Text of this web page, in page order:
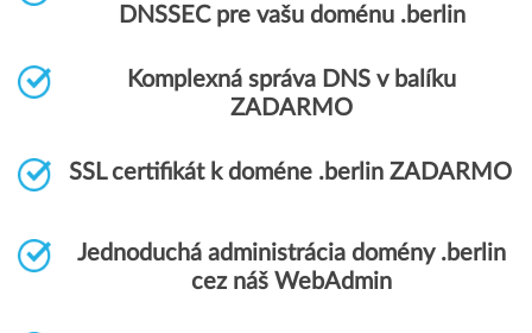
DNSSEC pre vašu doménu .berlin
Komplexná správa DNS v balíku
ZADARMO
SSL certifikát k doméne .berlin ZADARMO
Jednoduchá administrácia domény .berlin
cez náš WebAdmin